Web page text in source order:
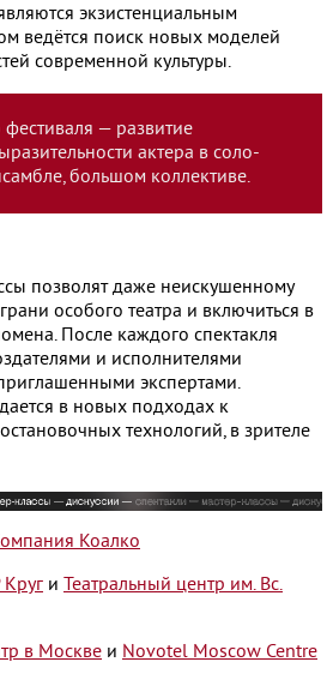
экзистенциальным
ведëтся поиск новых моделей
современной культуры.
— развитие
актера в соло-
большом коллективе.
позволят даже неискушенному
особого театра и включиться в
После каждого спектакля
и исполнителями
экспертами.
в новых подходах к
технологий, в зрителе
Коалко
и Театральный центр им. Вс.
в Москве и Novotel Moscow Centre